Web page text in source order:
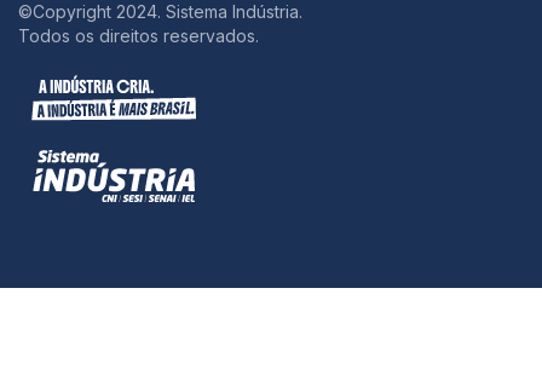
©Copyright 2024. Sistema Indústria.
Todos os direitos reservados.